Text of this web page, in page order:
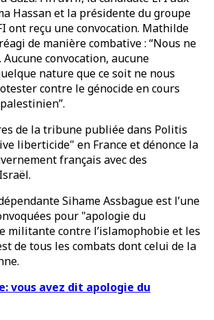
Hassan et la présidente du groupe
ont reçu une convocation. Mathilde
de manière combative : “Nous ne
convocation, aucune
nature que ce soit ne nous
contre le génocide en cours
de la tribune publiée dans Politis
liberticide" en France et dénonce la
français avec des
Sihame Assbague est l’une
pour "apologie du
militante contre l’islamophobie et les
de tous les combats dont celui de la
vous avez dit apologie du